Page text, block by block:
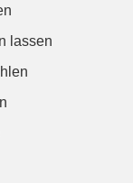
lassen